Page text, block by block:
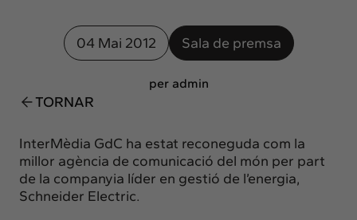
Projectes
Intermèdia
Interrelació
Insights
Actualitat
04 Mai 2012 Sala de premsa
per admin
TORNAR
InterMèdia GdC ha estat reconeguda com la
millor agència de comunicació del món per part
de la companyia líder en gestió de l’energia,
Schneider Electric.